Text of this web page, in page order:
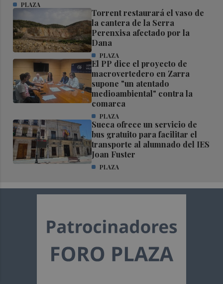
PLAZA
Torrent restaurará el vaso de
la cantera de la Serra
Perenxisa afectado por la
Dana
PLAZA
El PP dice el proyecto de
macrovertedero en Zarra
supone "un atentado
medioambiental" contra la
comarca
PLAZA
Sueca ofrece un servicio de
bus gratuito para facilitar el
transporte al alumnado del IES
Joan Fuster
PLAZA